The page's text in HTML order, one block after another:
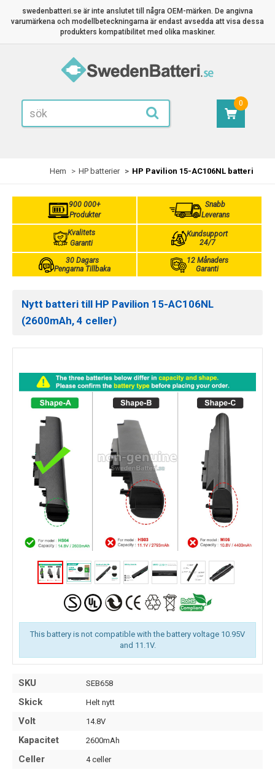
swedenbatteri.se är inte anslutet till några OEM-märken. De angivna
varumärkena och modellbeteckningarna är endast avsedda att visa dessa
produkters kompatibilitet med olika maskiner.
0
Hem HP batterier HP Pavilion 15-AC106NL batteri
900 000+
Produkter
Snabb
Leverans
Kvalitets
Garanti
Kundsupport
24/7
30 Dagars
Pengarna Tillbaka
12 Månaders
Garanti
Nytt batteri till HP Pavilion 15-AC106NL
(2600mAh, 4 celler)
This battery is not compatible with the battery voltage 10.95V
and 11.1V.
SKU SEB658
Skick Helt nytt
Volt 14.8V
Kapacitet 2600mAh
Celler 4 celler